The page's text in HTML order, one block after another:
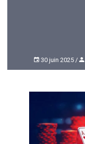
30 juin 2025